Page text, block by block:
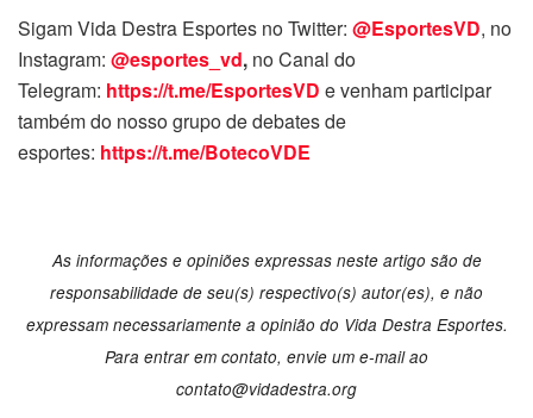
Sigam Vida Destra Esportes no Twitter: @EsportesVD, no
Instagram: @esportes_vd, no Canal do
Telegram: https://t.me/EsportesVD e venham participar
também do nosso grupo de debates de
esportes: https://t.me/BotecoVDE
As informações e opiniões expressas neste artigo são de
responsabilidade de seu(s) respectivo(s) autor(es), e não
expressam necessariamente a opinião do Vida Destra Esportes.
Para entrar em contato, envie um e-mail ao
contato@vidadestra.org